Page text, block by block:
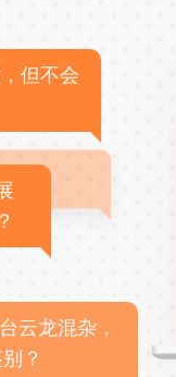
但不会
云龙混杂，
？